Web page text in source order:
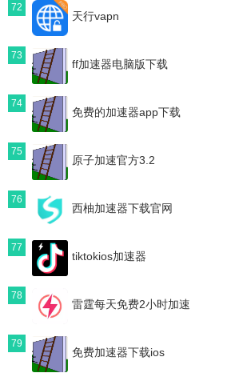
72
天行vapn
73
ff加速器电脑版下载
74
免费的加速器app下载
75
原子加速官方3.2
76
西柚加速器下载官网
77
tiktokios加速器
78
雷霆每天免费2小时加速
79
免费加速器下载ios